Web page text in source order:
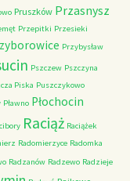
Pruszków Przasnysz
Przepitki Przesieki
Przybysław
Pszczew Pszczyna
Piska Puszczykowo
Pławno Płochocin
Raciąż Raciążek
Radomierzyce Radomka
Radzanów Radzewo Radzieje